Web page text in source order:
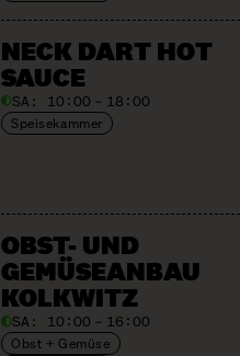
NECK DART HOT
SAUCE
SA: 10:00 – 18:00
Speisekammer
OBST- UND
GEMÜSE­ANBAU
KOLKWITZ
SA: 10:00 – 16:00
Obst + Gemüse